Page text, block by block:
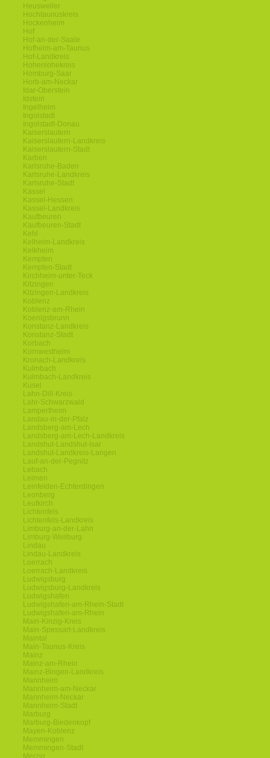
Heusweiler
Hochtaunuskreis
Hockenheim
Hof
Hof-an-der-Saale
Hofheim-am-Taunus
Hof-Landkreis
Hohenlohekreis
Homburg-Saar
Horb-am-Neckar
Idar-Oberstein
Idstein
Ingelheim
Ingolstadt
Ingolstadt-Donau
Kaiserslautern
Kaiserslautern-Landkreis
Kaiserslautern-Stadt
Karben
Karlsruhe-Baden
Karlsruhe-Landkreis
Karlsruhe-Stadt
Kassel
Kassel-Hessen
Kassel-Landkreis
Kaufbeuren
Kaufbeuren-Stadt
Kehl
Kelheim-Landkreis
Kelkheim
Kempten
Kempten-Stadt
Kirchheim-unter-Teck
Kitzingen
Kitzingen-Landkreis
Koblenz
Koblenz-am-Rhein
Koenigsbrunn
Konstanz-Landkreis
Konstanz-Stadt
Korbach
Kornwestheim
Kronach-Landkreis
Kulmbach
Kulmbach-Landkreis
Kusel
Lahn-Dill-Kreis
Lahr-Schwarzwald
Lampertheim
Landau-in-der-Pfalz
Landsberg-am-Lech
Landsberg-am-Lech-Landkreis
Landshut-Landshut-Isar
Landshut-Landkreis-Langen
Lauf-an-der-Pegnitz
Lebach
Leimen
Leinfelden-Echterdingen
Leonberg
Leutkirch
Lichtenfels
Lichtenfels-Landkreis
Limburg-an-der-Lahn
Limburg-Weilburg
Lindau
Lindau-Landkreis
Loerrach
Loerrach-Landkreis
Ludwigsburg
Ludwigsburg-Landkreis
Ludwigshafen
Ludwigshafen-am-Rhein-Stadt
Ludwigshafen-am-Rhein
Main-Kinzig-Kreis
Main-Spessart-Landkreis
Maintal
Main-Taunus-Kreis
Mainz
Mainz-am-Rhein
Mainz-Bingen-Landkreis
Mannheim
Mannheim-am-Neckar
Mannheim-Neckar
Mannheim-Stadt
Marburg
Marburg-Biedenkopf
Mayen-Koblenz
Memmingen
Memmingen-Stadt
Merzig